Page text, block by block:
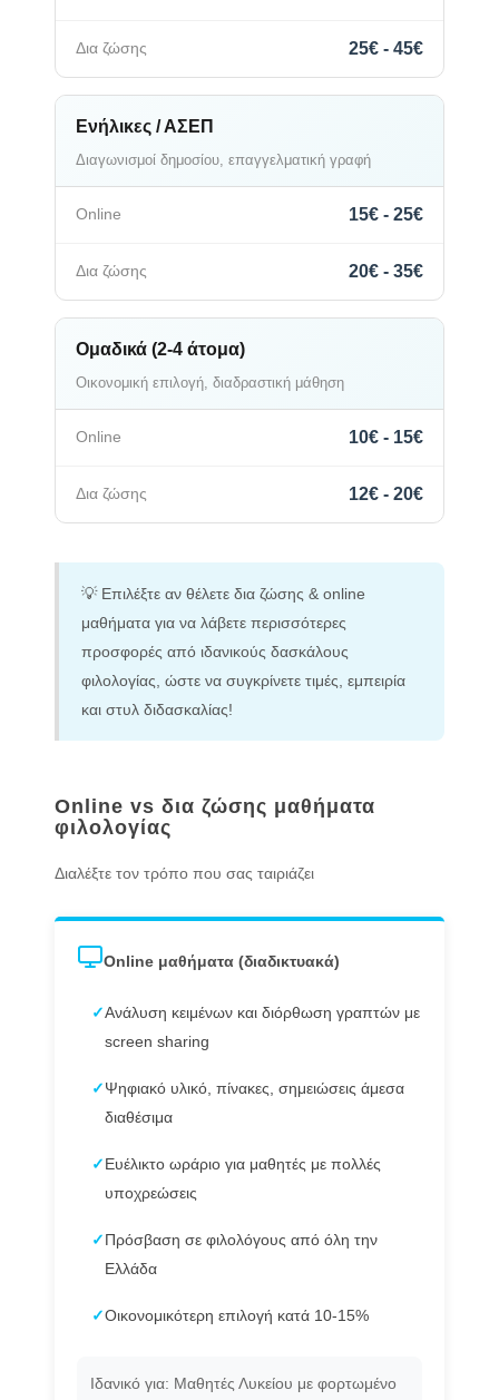
25€ - 45€
Ενήλικες / ΑΣΕΠ
Διαγωνισμοί δημοσίου, επαγγελματική γραφή
15€ - 25€
20€ - 35€
Ομαδικά (2-4 άτομα)
Οικονομική επιλογή, διαδραστική μάθηση
10€ - 15€
12€ - 20€
💡 Επιλέξτε αν θέλετε δια ζώσης & online
μαθήματα για να λάβετε περισσότερες
προσφορές από ιδανικούς δασκάλους
φιλολογίας, ώστε να συγκρίνετε τιμές, εμπειρία
και στυλ διδασκαλίας!
Online vs δια ζώσης μαθήματα
φιλολογίας
Διαλέξτε τον τρόπο που σας ταιριάζει
Online μαθήματα (διαδικτυακά)
✓Ανάλυση κειμένων και διόρθωση γραπτών με
screen sharing
✓ Ψηφιακό υλικό, πίνακες, σημειώσεις άμεσα
διαθέσιμα
✓ Ευέλικτο ωράριο για μαθητές με πολλές
υποχρεώσεις
✓ Πρόσβαση σε φιλολόγους από όλη την
Ελλάδα
✓Οικονομικότερη επιλογή κατά 10-15%
Ιδανικό για: Μαθητές Λυκείου με φορτωμένο